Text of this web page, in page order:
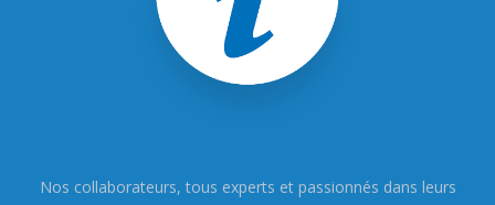
Nos collaborateurs, tous experts et passionnés dans leurs